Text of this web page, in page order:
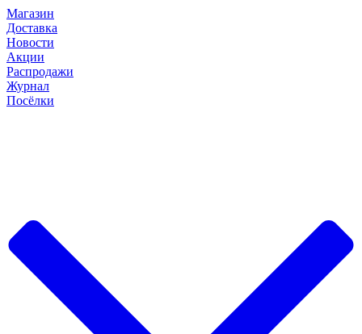
Магазин
Доставка
Новости
Акции
Распродажи
Журнал
Посёлки